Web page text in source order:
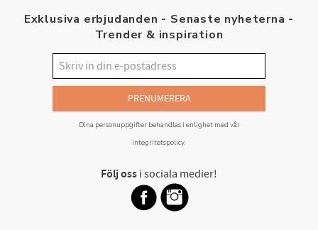
Exklusiva erbjudanden - Senaste nyheterna -
Trender & inspiration
PRENUMERERA
Dina personuppgifter behandlas i enlighet med vår
integritetspolicy.
Följ oss i sociala medier!